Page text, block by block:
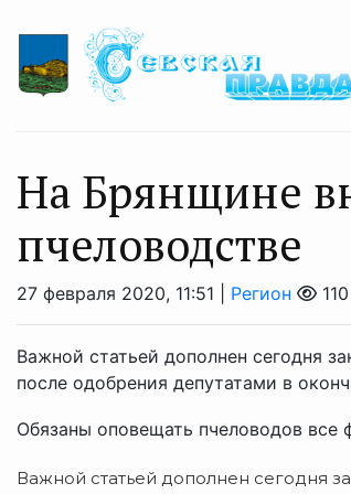
На Брянщине
пчеловодстве
27 февраля 2020, 11:51 | Регион 110
Важной статьей дополнен сегодня
после одобрения депутатами в
Обязаны оповещать пчеловодов все
Важной статьей дополнен сегодня